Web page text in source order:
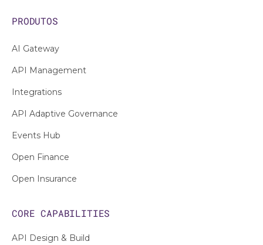
PRODUTOS
AI Gateway
API Management
Integrations
API Adaptive Governance
Events Hub
Open Finance
Open Insurance
CORE CAPABILITIES
API Design & Build